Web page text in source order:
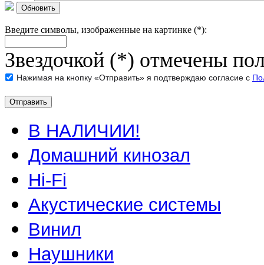
Обновить
Введите символы, изображенные на картинке (*):
Звездочкой (*) отмечены
Нажимая на кнопку «Отправить» я подтверждаю согласие с
В НАЛИЧИИ!
Домашний кинозал
Hi-Fi
Акустические системы
Винил
Наушники